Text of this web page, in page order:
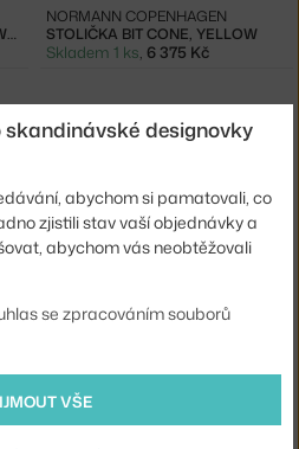
STOLIČKA BIT CONE, BLACK / WHITE STOLIČKA BIT CONE, YELLOW
NORMANN COPENHAGEN
Skladem 1 ks, 6 375 Kč
−20 %
designovky
abychom si pamatovali, co
zjistili stav vaší objednávky a
abychom vás neobtěžovali
se zpracováním souborů
VŠE